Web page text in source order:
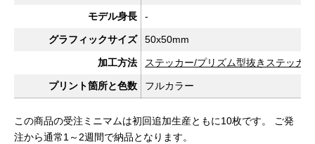
モデル身長 -
グラフィックサイズ 50x50mm
加工方法 ステッカー/プリズム型抜きステッカー
プリント箇所と色数 フルカラー
この商品の受注ミニマムは初回追加生産ともに10枚です。 ご発
注から通常1～2週間で納品となります。